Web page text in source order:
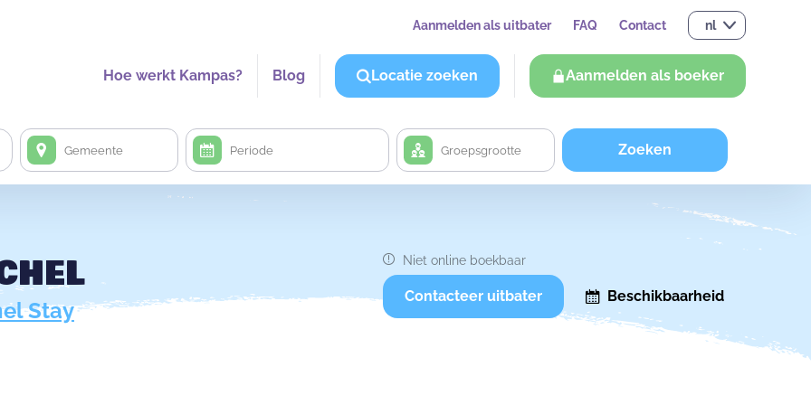
Aanmelden als uitbater FAQ Contact nl
Hoe werkt Kampas? Blog Locatie zoeken Aanmelden als boeker
Zoeken
Stay
Niet online boekbaar
Contacteer uitbater Beschikbaarheid